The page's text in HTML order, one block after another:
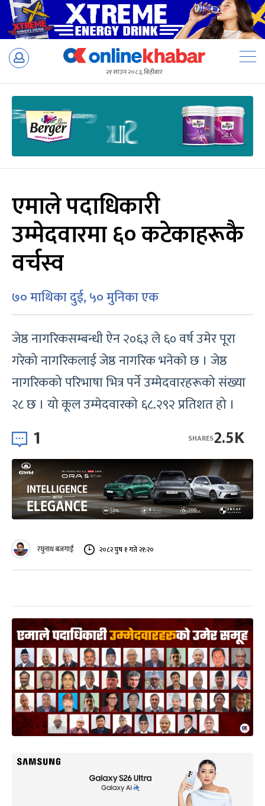
Skip
२१ साउन २०८३, बिहीबार
एमाले पदाधिकारी
उम्मेदवारमा ६० कटेकाहरूकै
वर्चस्व
७० माथिका दुई, ५० मुनिका एक
जेष्ठ नागरिकसम्बन्धी ऐन २०६३ ले ६० वर्ष उमेर पूरा
गरेको नागरिकलाई जेष्ठ नागरिक भनेको छ । जेष्ठ
नागरिकको परिभाषा भित्र पर्ने उम्मेदवारहरूको संख्या
२८ छ । यो कूल उम्मेदवारको ६८.२९२ प्रतिशत हो ।
1 2.5K
SHARES
रघुनाथ बजगाईं २०८२ पुष १ गते २१:२०